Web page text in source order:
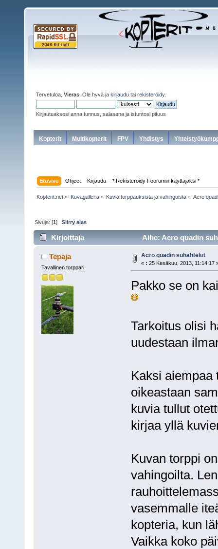
Tervetuloa, Vieras . Ole hyvä ja kirjaudu tai rekisteröidy.
Kirjautuaksesi anna tunnus, salasana ja istuntosi pituus
Kopterit Multikopterit FPV Yhdistys
Etusivu Ohjeet Kirjaudu * Rekisteröidy Foorumin käyttäjäksi *
Kopterit.net » Kuvagalleria» Kuvia torppauksista ja vahingoista» Acro
Sivuja: [1]Siirry alas
Kirjoittaja Aihe: Acro quadin
Tepaja
Tavallinen torppari
Acro quadin suhahtelut
« : 25 Kesäkuu, 2013, 11:14:17
Pakko se on
Tarkoitus olisi
uudestaan
Kaksi aiempaa
oikeastaan
kuvia tullut
kirjaa yllä
Kuvan torppi
vahingoilta.
vasemmalle
kopteria, kun
Vaikka koko